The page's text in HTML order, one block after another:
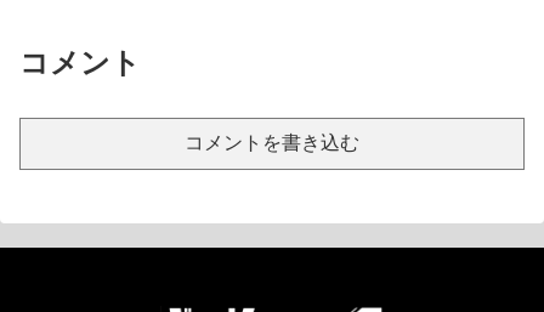
コメント
コメントを書き込む